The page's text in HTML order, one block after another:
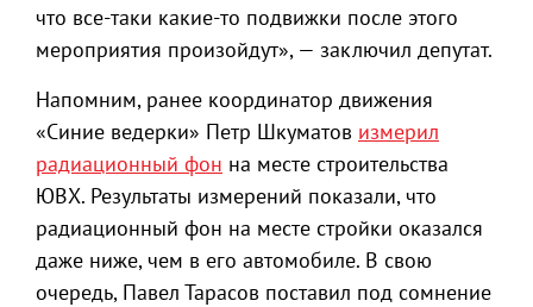
что все-таки какие-то подвижки после этого
мероприятия произойдут», — заключил депутат.
Напомним, ранее координатор движения
«Синие ведерки» Петр Шкуматов измерил
радиационный фон на месте строительства
ЮВХ. Результаты измерений показали, что
радиационный фон на месте стройки оказался
даже ниже, чем в его автомобиле. В свою
очередь, Павел Тарасов поставил под сомнение